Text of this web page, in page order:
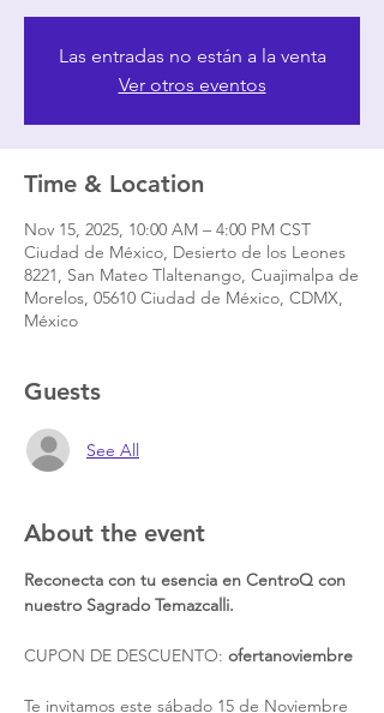
Las entradas no están a la venta
Ver otros eventos
Time & Location
Nov 15, 2025, 10:00 AM – 4:00 PM CST
Ciudad de México, Desierto de los Leones
8221, San Mateo Tlaltenango, Cuajimalpa de
Morelos, 05610 Ciudad de México, CDMX,
México
Guests
See All
About the event
Reconecta con tu esencia en CentroQ con
nuestro Sagrado Temazcalli.
CUPON DE DESCUENTO: ofertanoviembre
Te invitamos este sábado 15 de Noviembre